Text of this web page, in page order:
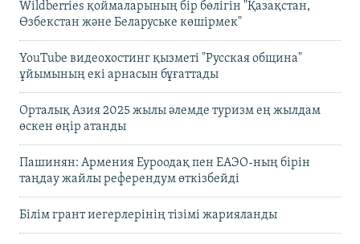
Wildberries қоймаларының бір бөлігін "Қазақстан,
Өзбекстан және Беларуське көшірмек"
YouTube видеохостинг қызметі "Русская община"
ұйымының екі арнасын бұғаттады
Орталық Азия 2025 жылы әлемде туризм ең жылдам
өскен өңір атанды
Пашинян: Армения Еуроодақ пен ЕАЭО-ның бірін
таңдау жайлы референдум өткізбейді
Білім грант иегерлерінің тізімі жарияланды